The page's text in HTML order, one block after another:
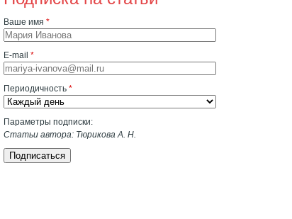
Ваше имя*
E-mail*
Периодичность*
Параметры подписки:
Статьи автора: Тюрикова А. Н.
Подписаться